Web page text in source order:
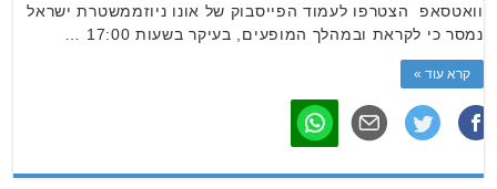
וואטסאפ הצטרפו לעמוד הפייסבוק של אונו ניוזממשטרת ישראל
נמסר כי לקראת ובמהלך המופעים, בעיקר בשעות 17:00 …
קרא עוד »